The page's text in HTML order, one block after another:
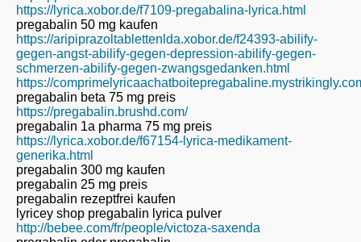
https://lyrica.xobor.de/f7109-pregabalina-lyrica.html
pregabalin 50 mg kaufen
https://aripiprazoltablettenlda.xobor.de/f24393-abilify-
gegen-angst-abilify-gegen-depression-abilify-gegen-
schmerzen-abilify-gegen-zwangsgedanken.html
https://
pregabalin beta 75 mg preis
https://pregabalin.brushd.com/
pregabalin 1a pharma 75 mg preis
https://lyrica.xobor.de/f67154-lyrica-medikament-
generika.html
pregabalin 300 mg kaufen
pregabalin 25 mg preis
pregabalin rezeptfrei kaufen
lyricey shop pregabalin lyrica pulver
http://bebee.com/fr/people/victoza-saxenda